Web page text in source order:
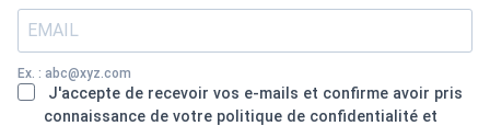
Ex. : abc@xyz.com
J'accepte de recevoir vos e-mails et confirme avoir pris
connaissance de votre politique de confidentialité et